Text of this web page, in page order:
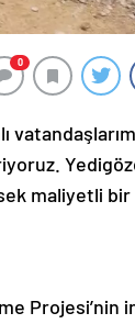
0
Yedigöze
maliyetli
Projesi’nin